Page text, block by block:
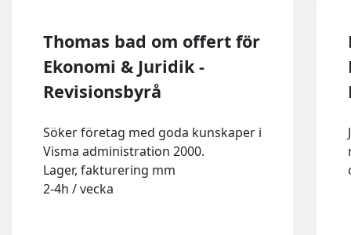
Thomas bad om offert för
Ekonomi & Juridik -
Revisionsbyrå
Söker företag med goda kunskaper i
Visma administration 2000.
Lager, fakturering mm
2-4h / vecka